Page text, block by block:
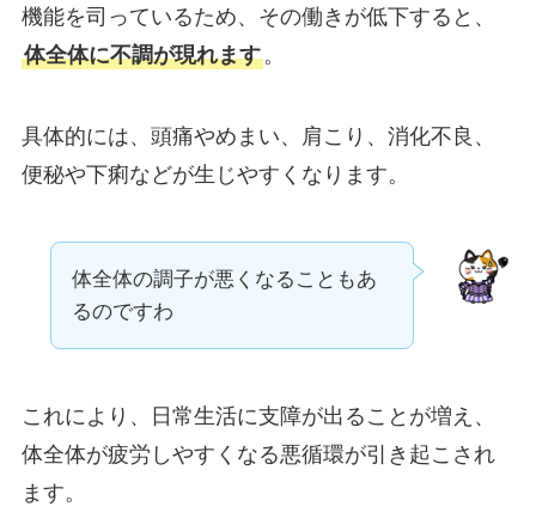
機能を司っているため、その働きが低下すると、
体全体に不調が現れます。
具体的には、頭痛やめまい、肩こり、消化不良、
便秘や下痢などが生じやすくなります。
体全体の調子が悪くなることもあ
るのですわ
これにより、日常生活に支障が出ることが増え、
体全体が疲労しやすくなる悪循環が引き起こされ
ます。